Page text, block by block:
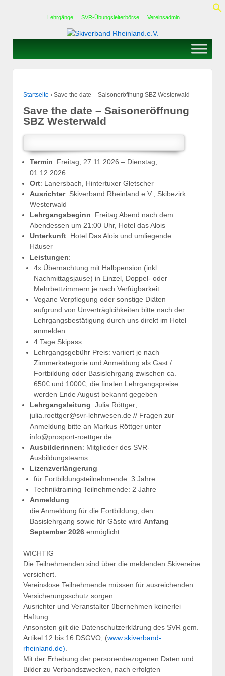
Lehrgänge SVR-Übungsleiterbörse Vereinsadmin
Startseite › Save the date – Saisoneröffnung SBZ Westerwald
Save the date – Saisoneröffnung
SBZ Westerwald
Termin: Freitag, 27.11.2026 – Dienstag,
01.12.2026
Ort: Lanersbach, Hintertuxer Gletscher
Ausrichter: Skiverband Rheinland e.V., Skibezirk
Westerwald
Lehrgangsbeginn: Freitag Abend nach dem
Abendessen um 21:00 Uhr, Hotel das Alois
Unterkunft: Hotel Das Alois und umliegende
Häuser
Leistungen:
4x Übernachtung mit Halbpension (inkl.
Nachmittagsjause) in Einzel, Doppel- oder
Mehrbettzimmern je nach Verfügbarkeit
Vegane Verpflegung oder sonstige Diäten
aufgrund von Unverträglcihkeiten bitte nach der
Lehrgangsbestätigung durch uns direkt im Hotel
anmelden
4 Tage Skipass
Lehrgangsgebühr Preis: variiert je nach
Zimmerkategorie und Anmeldung als Gast /
Fortbildung oder Basislehrgang zwischen ca.
650€ und 1000€; die finalen Lehrgangspreise
werden Ende August bekannt gegeben
Lehrgangsleitung: Julia Röttger;
julia.roettger@svr-lehrwesen.de // Fragen zur
Anmeldung bitte an Markus Röttger unter
info@prosport-roettger.de
Ausbilderinnen: Mitglieder des SVR-
Ausbildungsteams
Lizenzverlängerung
für Fortbildungsteilnehmende: 3 Jahre
Techniktraining Teilnehmende: 2 Jahre
Anmeldung:
die Anmeldung für die Fortbildung, den
Basislehrgang sowie für Gäste wird Anfang
September 2026 ermöglicht.
WICHTIG
Die Teilnehmenden sind über die meldenden Skivereine
versichert.
Vereinslose Teilnehmende müssen für ausreichenden
Versicherungsschutz sorgen.
Ausrichter und Veranstalter übernehmen keinerlei
Haftung.
Ansonsten gilt die Datenschutzerklärung des SVR gem.
Artikel 12 bis 16 DSGVO, (www.skiverband-
rheinland.de).
Mit der Erhebung der personenbezogenen Daten und
Bilder zu Verbandszwecken, nach erfolgten